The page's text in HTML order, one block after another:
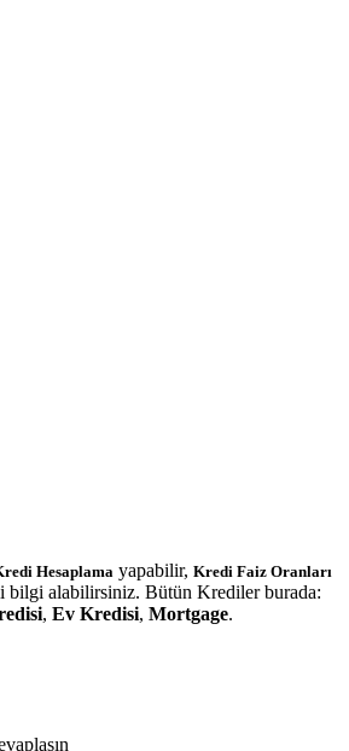
Hesaplama yapabilir, Kredi Faiz Oranları
bilgi alabilirsiniz. Bütün Krediler burada:
, Ev Kredisi, Mortgage.